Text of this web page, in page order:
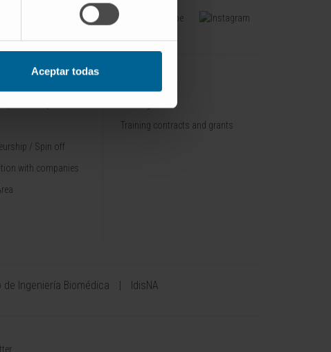
Aceptar todas
/ Spin off
with companies
Training contracts and grants
de Ingeniería Biomédica IdisNA